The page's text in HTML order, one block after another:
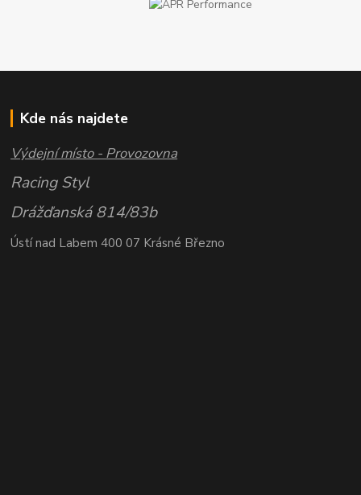
Kde nás najdete
Výdejní místo - Provozovna
Racing Styl
Drážďanská 814/83b
Ústí nad Labem 400 07 Krásné Březno